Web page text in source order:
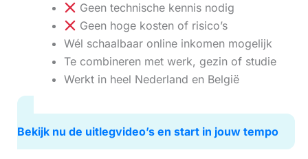
Geen technische kennis nodig
Geen hoge kosten of risico’s
Wél schaalbaar online inkomen mogelijk
Te combineren met werk, gezin of studie
Werkt in heel Nederland en België
Bekijk nu de uitlegvideo’s en start in jouw tempo